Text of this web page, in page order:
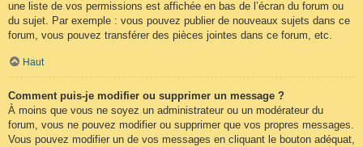
une liste de vos permissions est affichée en bas de l’écran du forum ou
du sujet. Par exemple : vous pouvez publier de nouveaux sujets dans ce
forum, vous pouvez transférer des pièces jointes dans ce forum, etc.
Haut
Comment puis-je modifier ou supprimer un message ?
À moins que vous ne soyez un administrateur ou un modérateur du
forum, vous ne pouvez modifier ou supprimer que vos propres messages.
Vous pouvez modifier un de vos messages en cliquant le bouton adéquat,